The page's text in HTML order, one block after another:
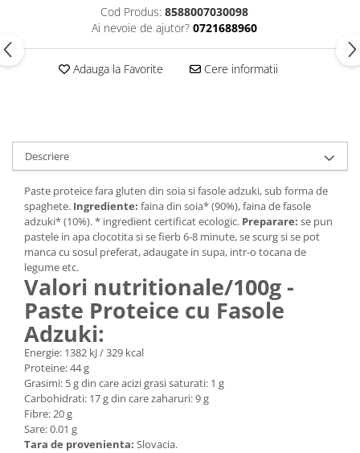
Cod Produs: 8588007030098
Ai nevoie de ajutor? 0721688960
Adauga la Favorite Cere informatii
Descriere
Paste proteice fara gluten din soia si fasole adzuki, sub forma de
spaghete. Ingrediente: faina din soia* (90%), faina de fasole
adzuki* (10%). * ingredient certificat ecologic. Preparare: se pun
pastele in apa clocotita si se fierb 6-8 minute, se scurg si se pot
manca cu sosul preferat, adaugate in supa, intr-o tocana de
legume etc.
Valori nutritionale/100g -
Paste Proteice cu Fasole
Adzuki:
Energie: 1382 kJ / 329 kcal
Proteine: 44 g
Grasimi: 5 g din care acizi grasi saturati: 1 g
Carbohidrati: 17 g din care zaharuri: 9 g
Fibre: 20 g
Sare: 0.01 g
Tara de provenienta: Slovacia.